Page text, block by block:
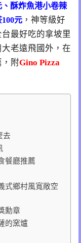
、酥炸魚港小卷辣
元 ，神等級好
最好吃的拿坡里
老遠飛國外，在
附Gino Pizza
去
餐廳推薦
式鄉村風寬敞空
勳章
的窯爐